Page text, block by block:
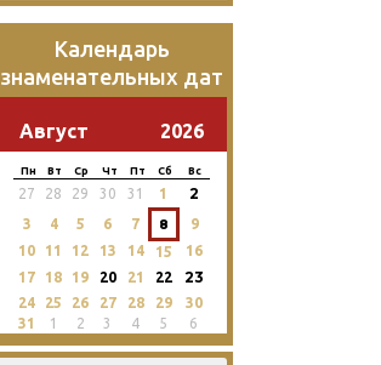
Календарь
знаменательных дат
Август 2026
Пн Вт Ср Чт Пт Сб Вс
27 28 29 30 31 1 2
3 4 5 6 7 8
9
10
11 12 13 14 15
16
17
18 19 20 21 22 23
24 25 26 27 28 29
30
31
1 2 3 4 5 6